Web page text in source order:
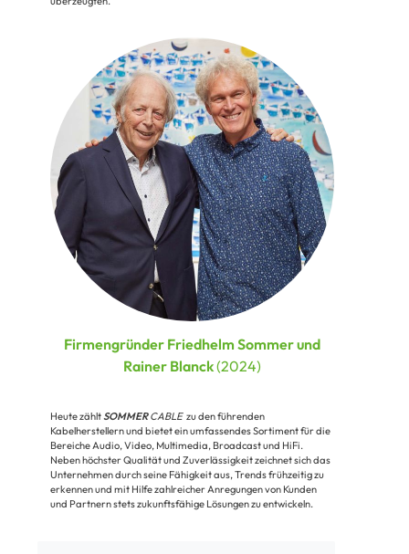
Firmengründer Friedhelm Sommer und
Rainer Blanck(2024)
Heute zähltSOMMERCABLEzu den führenden
Kabelherstellern und bietet ein umfassendes Sortiment für die
Bereiche Audio, Video, Multimedia, Broadcast und HiFi.
Neben höchster Qualität und Zuverlässigkeit zeichnet sich das
Unternehmen durch seine Fähigkeit aus, Trends frühzeitig zu
erkennen und mit Hilfe zahlreicher Anregungen von Kunden
und Partnern stets zukunftsfähige Lösungen zu entwickeln.